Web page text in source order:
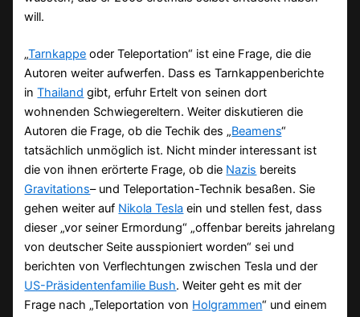
will.
„Tarnkappe oder Teleportation“ ist eine Frage, die die
Autoren weiter aufwerfen. Dass es Tarnkappenberichte
inThailand gibt, erfuhr Ertelt von seinen dort
wohnenden Schwiegereltern. Weiter diskutieren die
Autoren die Frage, ob die Techik des „Beamens“
tatsächlich unmöglich ist. Nicht minder interessant ist
die von ihnen erörterte Frage, ob die Nazis bereits
Gravitations– und Teleportation-Technik besaßen. Sie
gehen weiter auf Nikola Tesla ein und stellen fest, dass
dieser „vor seiner Ermordung“ „offenbar bereits jahrelang
von deutscher Seite ausspioniert worden“ sei und
berichten von Verflechtungen zwischen Tesla und der
US-Präsidentenfamilie Bush. Weiter geht es mit der
Frage nach „Teleportation von Holgrammen“ und einem